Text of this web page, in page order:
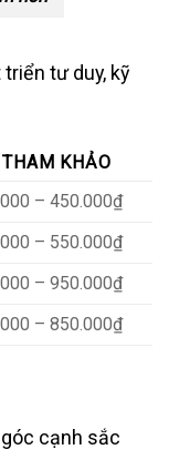
tư duy, kỹ
KHẢO
– 450.000₫
– 550.000₫
– 950.000₫
– 850.000₫
cạnh sắc